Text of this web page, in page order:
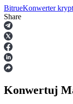
Kontrakty terminowe
BitrueKonwerter
Share
Konwertuj